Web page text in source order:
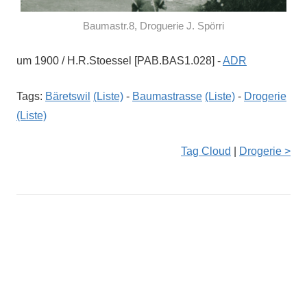
Baumastr.8, Droguerie J. Spörri
um 1900 / H.R.Stoessel [PAB.BAS1.028] -ADR
Tags: Bäretswil (Liste) - Baumastrasse (Liste) - Drogerie
(Liste)
Tag Cloud Drogerie >